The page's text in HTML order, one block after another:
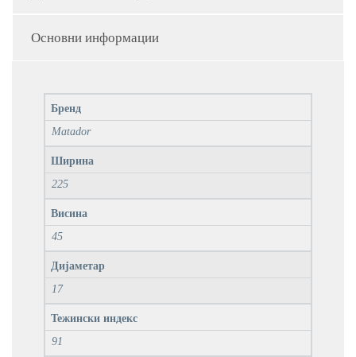
Основни информации
Бренд
Matador
Ширина
225
Висина
45
Дијаметар
17
Тежински индекс
91